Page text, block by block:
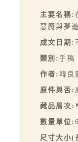
主要名稱:
惡魔與夢
成文日期:
類別: 手稿
作者: 韓良
原件與否:
藏品層次:
數量單位:
尺寸大小